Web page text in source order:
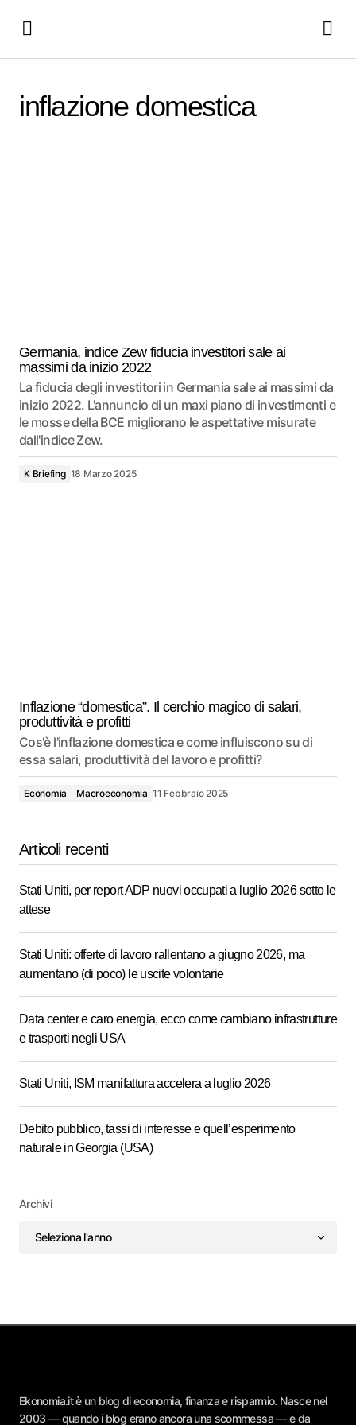
inflazione domestica
Germania, indice Zew fiducia investitori sale ai
massimi da inizio 2022
La fiducia degli investitori in Germania sale ai massimi da
inizio 2022. L'annuncio di un maxi piano di investimenti e
le mosse della BCE migliorano le aspettative misurate
dall'indice Zew.
K Briefing 18 Marzo 2025
Inflazione “domestica”. Il cerchio magico di salari,
produttività e profitti
Cos'è l'inflazione domestica e come influiscono su di
essa salari, produttività del lavoro e profitti?
Economia Macroeconomia 11 Febbraio 2025
Articoli recenti
Stati Uniti, per report ADP nuovi occupati a luglio 2026 sotto le
attese
Stati Uniti: offerte di lavoro rallentano a giugno 2026, ma
aumentano (di poco) le uscite volontarie
Data center e caro energia, ecco come cambiano infrastrutture
e trasporti negli USA
Stati Uniti, ISM manifattura accelera a luglio 2026
Debito pubblico, tassi di interesse e quell’esperimento
naturale in Georgia (USA)
Archivi
Ekonomia.it è un blog di economia, finanza e risparmio. Nasce nel
2003 — quando i blog erano ancora una scommessa — e da